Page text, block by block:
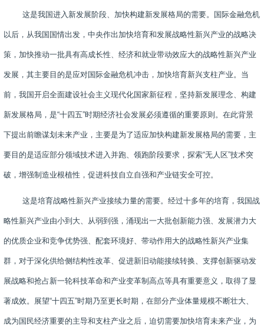
这是我国进入新发展阶段、加快构建新发展格局的需要。国际金融危机
以后，从我国国情出发，中央作出加快培育和发展战略性新兴产业的战略决
策，加快推动一批具有高成长性、经济和就业带动效应大的战略性新兴产业
发展，其主要目的是应对国际金融危机冲击，加快培育新兴支柱产业。当
前，我国开启全面建设社会主义现代化国家新征程，坚持新发展理念、构建
新发展格局，是“十四五”时期经济社会发展必须遵循的重要原则。在此背景
下提出前瞻谋划未来产业，主要是为了适应加快构建新发展格局的需要，主
要目的是适应部分领域技术进入并跑、领跑阶段要求，探索“无人区”技术突
破，增强制造业根植性，促进科技自立自强和产业链安全可控。
这是培育战略性新兴产业接续力量的需要。经过十多年的培育，我国战
略性新兴产业由小到大、从弱到强，涌现出一大批创新能力强、发展潜力大
的优质企业和竞争优势强、配套环境好、带动作用大的战略性新兴产业集
群，对于深化供给侧结构性改革、促进新旧动能接续转换、支撑创新驱动发
展战略和抢占新一轮科技革命和产业变革制高点等具有重要意义，取得了显
著成效。展望“十四五”时期乃至更长时期，在部分产业体量规模不断壮大、
成为国民经济重要的主导和支柱产业之后，迫切需要加快培育未来产业，为